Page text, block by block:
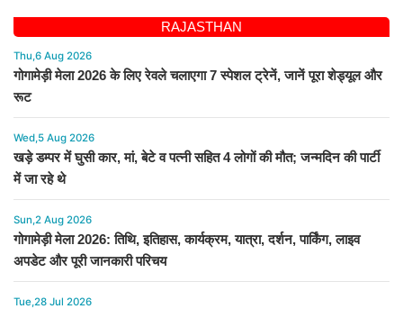
RAJASTHAN
Thu,6 Aug 2026
गोगामेड़ी मेला 2026 के लिए रेवले चलाएगा 7 स्पेशल ट्रेनें, जानें पूरा शेड्यूल और
रूट
Wed,5 Aug 2026
खड़े डम्पर में घुसी कार, मां, बेटे व पत्नी सहित 4 लोगों की मौत; जन्मदिन की पार्टी
में जा रहे थे
Sun,2 Aug 2026
गोगामेड़ी मेला 2026: तिथि, इतिहास, कार्यक्रम, यात्रा, दर्शन, पार्किंग, लाइव
अपडेट और पूरी जानकारी परिचय
Tue,28 Jul 2026